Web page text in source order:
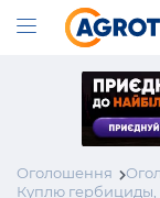
Оголошення
Куплю